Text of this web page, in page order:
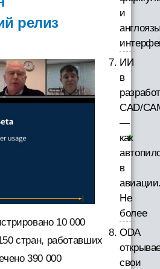
релиз
10 000
стран, работавших
390 000
и
ИИ
в
CAD/
—
как
в
Не
более
ODA
свои